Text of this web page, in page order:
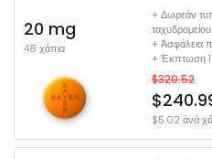
20 mg
48 χάπια
+ Δωρεάν
ταχυδρομείου
+ Ἀσφάλεια
+ Έκπτωση
$320.52
$5.02 ἀνά